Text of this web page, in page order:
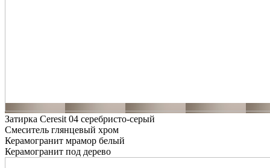
Затирка Ceresit 04 серебристо-серый
Смеситель глянцевый хром
Керамогранит мрамор белый
Керамогранит под дерево